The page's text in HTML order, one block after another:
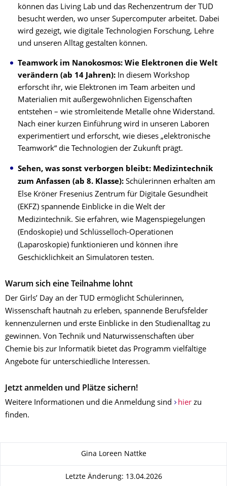
können das Living Lab und das Rechenzentrum der TUD
besucht werden, wo unser Supercomputer arbeitet. Dabei
wird gezeigt, wie digitale Technologien Forschung, Lehre
und unseren Alltag gestalten können.
Teamwork im Nanokosmos: Wie Elektronen die Welt
verändern (ab 14 Jahren): In diesem Workshop
erforscht ihr, wie Elektronen im Team arbeiten und
Materialien mit außergewöhnlichen Eigenschaften
entstehen – wie stromleitende Metalle ohne Widerstand.
Nach einer kurzen Einführung wird in unseren Laboren
experimentiert und erforscht, wie dieses „elektronische
Teamwork“ die Technologien der Zukunft prägt.
Sehen, was sonst verborgen bleibt: Medizintechnik
zum Anfassen (ab 8. Klasse): Schülerinnen erhalten am
Else Kröner Fresenius Zentrum für Digitale Gesundheit
(EKFZ) spannende Einblicke in die Welt der
Medizintechnik. Sie erfahren, wie Magenspiegelungen
(Endoskopie) und Schlüsselloch-Operationen
(Laparoskopie) funktionieren und können ihre
Geschicklichkeit an Simulatoren testen.
Warum sich eine Teilnahme lohnt
Der Girls’ Day an der TUD ermöglicht Schülerinnen,
Wissenschaft hautnah zu erleben, spannende Berufsfelder
kennenzulernen und erste Einblicke in den Studienalltag zu
gewinnen. Von Technik und Naturwissenschaften über
Chemie bis zur Informatik bietet das Programm vielfältige
Angebote für unterschiedliche Interessen.
Jetzt anmelden und Plätze sichern!
Weitere Informationen und die Anmeldung sind
hierzu
finden.
Gina Loreen Nattke
Letzte Änderung: 13.04.2026